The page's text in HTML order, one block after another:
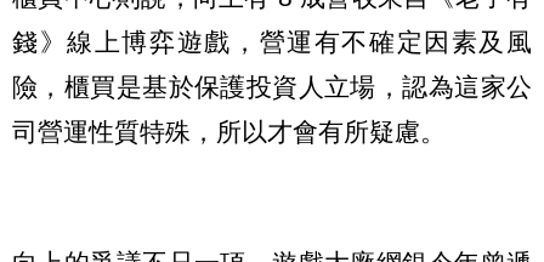
錢》線上博弈遊戲，營運有不確定因素及風
險，櫃買是基於保護投資人立場，認為這家公
司營運性質特殊，所以才會有所疑慮。